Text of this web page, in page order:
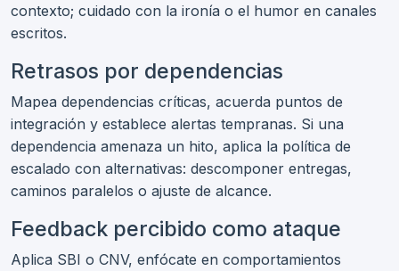
contexto; cuidado con la ironía o el humor en canales
escritos.
Retrasos por dependencias
Mapea dependencias críticas, acuerda puntos de
integración y establece alertas tempranas. Si una
dependencia amenaza un hito, aplica la política de
escalado con alternativas: descomponer entregas,
caminos paralelos o ajuste de alcance.
Feedback percibido como ataque
Aplica SBI o CNV, enfócate en comportamientos